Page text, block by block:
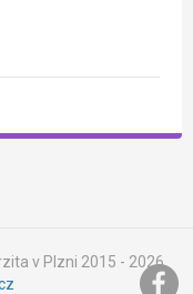
v Plzni 2015 - 2026,